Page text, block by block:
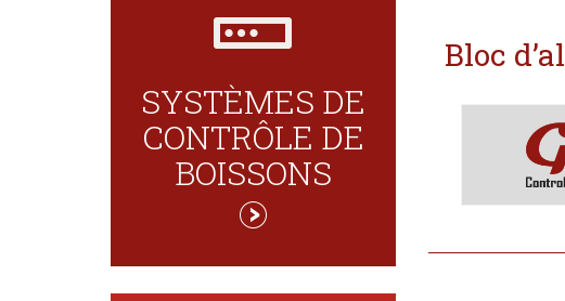
Bloc
SYSTÈMES DE
CONTRÔLE DE
BOISSONS